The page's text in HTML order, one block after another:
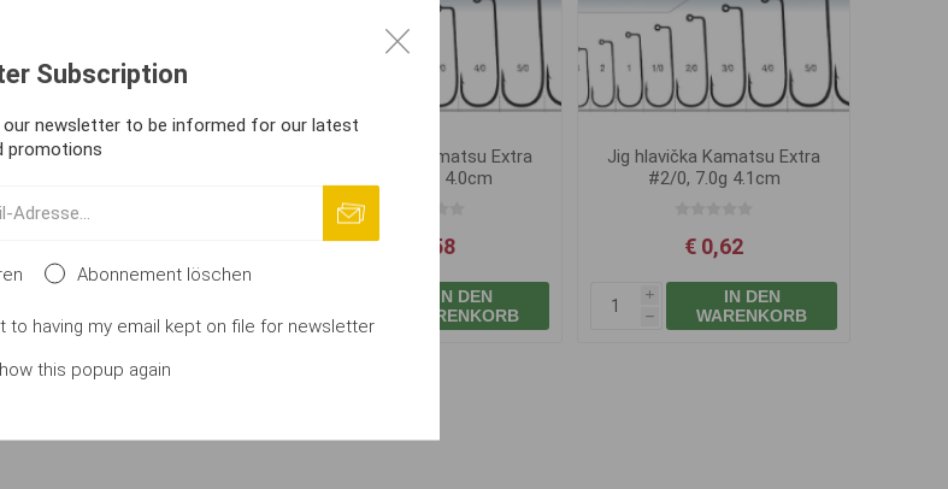
Jig hlavička Kamatsu Extra
WARENKORB
Jig hlavička Kamatsu Extra
#2/0, 5.0g 4.0cm
€ 0,58
IN DEN
WARENKORB
Jig hlavička Kamatsu Extra
#2/0, 7.0g 4.1cm
€ 0,62
i
h
IN DEN
WARENKORB
Subscription
our newsletter to be informed for our latest
promotions
Abonnement löschen
to having my email kept on file for newsletter
this popup again